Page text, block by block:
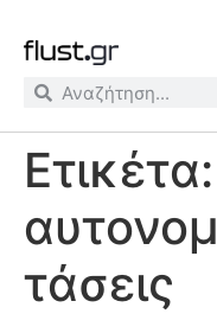
Ετικέτα:
τάσεις